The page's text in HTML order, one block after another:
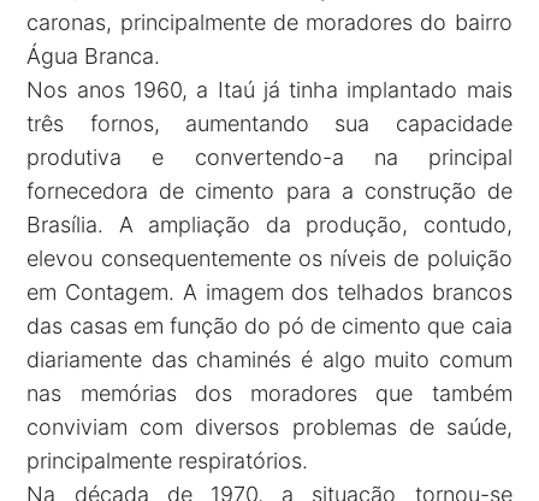
caronas, principalmente de moradores do bairro
Água Branca.
Nos anos 1960, a Itaú já tinha implantado mais
três fornos, aumentando sua capacidade
produtiva e convertendo-a na principal
fornecedora de cimento para a construção de
Brasília. A ampliação da produção, contudo,
elevou consequentemente os níveis de poluição
em Contagem. A imagem dos telhados brancos
das casas em função do pó de cimento que caia
diariamente das chaminés é algo muito comum
nas memórias dos moradores que também
conviviam com diversos problemas de saúde,
principalmente respiratórios.
Na década de 1970, a situação tornou-se